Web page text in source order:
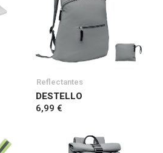
Reflectantes
DESTELLO
6,99 €